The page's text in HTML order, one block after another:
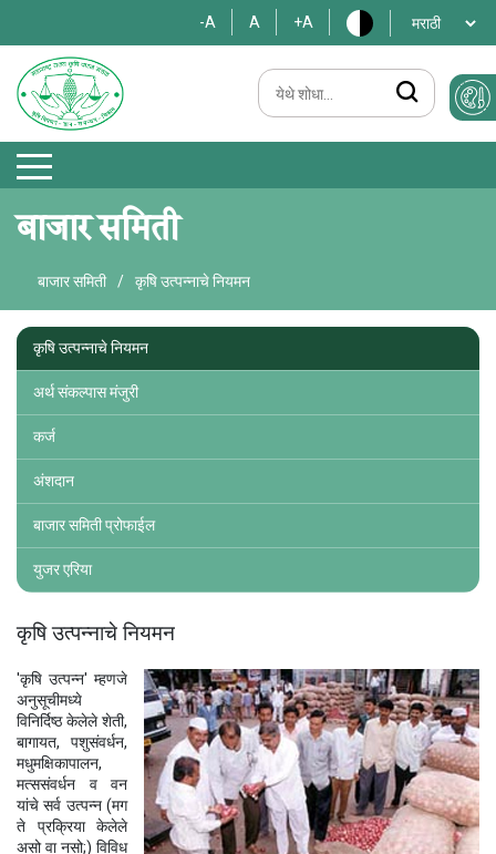
-A A +A
बाजार समिती
बाजार समिती / कृषि उत्पन्नाचे नियमन
कृषि उत्पन्नाचे नियमन
अर्थ संकल्पास मंजुरी
कर्ज
अंशदान
बाजार समिती प्रोफाईल
युजर एरिया
कृषि उत्पन्नाचे नियमन
'कृषि उत्पन्न' म्हणजे
अनुसूचीमध्ये
विनिर्दिष्ठ केलेले शेती,
बागायत, पशुसंवर्धन,
मधुमक्षिकापालन,
मत्ससंवर्धन व वन
यांचे सर्व उत्पन्न (मग
ते प्रक्रिया केलेले
असो वा नसो;) विविध